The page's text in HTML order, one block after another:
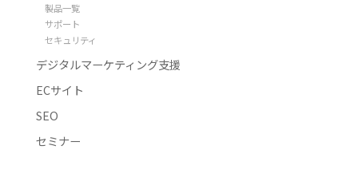
製品一覧
サポート
セキュリティ
デジタルマーケティング支援
ECサイト
SEO
セミナー